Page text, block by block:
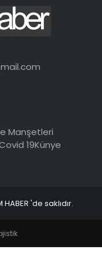
Manşetleri
19Künye
'de saklıdır.